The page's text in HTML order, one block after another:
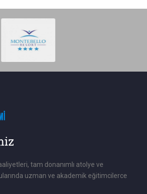
tam donanımlı atolye ve
uzman ve akademik eğitimcilerce